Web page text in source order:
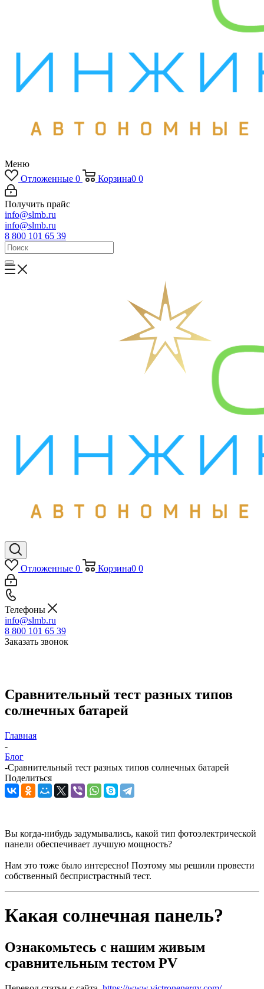
Меню
Отложенные 0 Корзина0 0
Получить прайс
info@slmb.ru
info@slmb.ru
8 800 101 65 39
Отложенные 0 Корзина0 0
Телефоны
info@slmb.ru
8 800 101 65 39
Заказать звонок
Сравнительный тест разных типов
солнечных батарей
Главная
-
Блог
-Сравнительный тест разных типов солнечных батарей
Поделиться
Вы когда-нибудь задумывались, какой тип фотоэлектрической
панели обеспечивает лучшую мощность?
Нам это тоже было интересно! Поэтому мы решили провести
собственный беспристрастный тест.
Какая солнечная панель?
Ознакомьтесь с нашим живым
сравнительным тестом PV